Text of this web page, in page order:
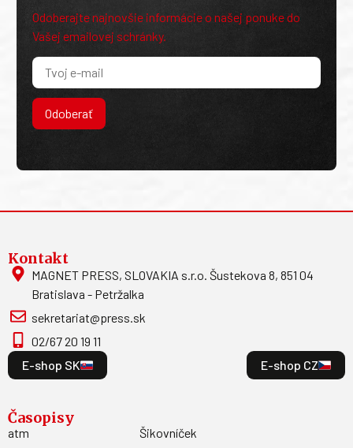
Odoberajte najnovšie informácie o našej ponuke do
Vašej emailovej schránky.
Odoberať
Kontakt
MAGNET PRESS, SLOVAKIA s.r.o. Šustekova 8, 851 04
Bratislava - Petržalka
sekretariat@press.sk
02/67 20 19 11
E-shop SK
E-shop CZ
Časopisy
atm
Šikovníček